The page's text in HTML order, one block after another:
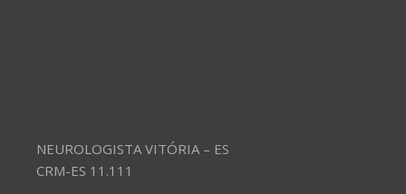
NEUROLOGISTA VITÓRIA – ES
CRM-ES 11.111